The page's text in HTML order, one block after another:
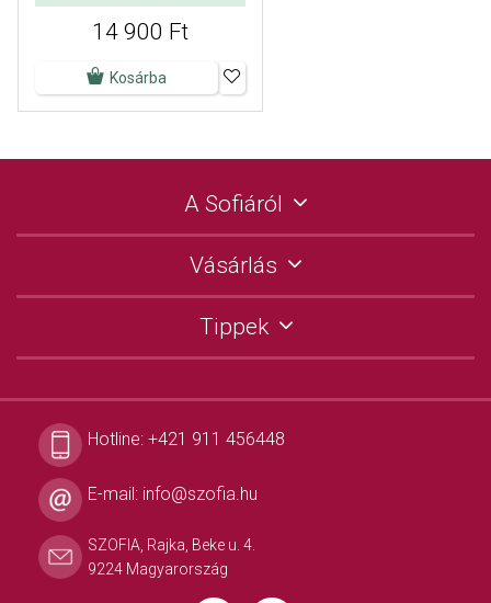
14 900 Ft
Kosárba
A Sofiáról
Vásárlás
Tippek
Hotline: +421 911 456448
E-mail: info@szofia.hu
SZOFIA, Rajka, Beke u. 4.
9224 Magyarország